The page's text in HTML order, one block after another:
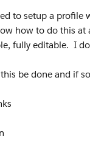
to setup a profile
how to do this at
fully editable. I
be done and if